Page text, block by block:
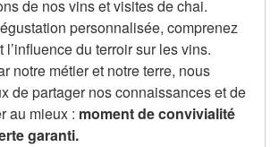
de nos vins et visites de chai.
personnalisée, comprenez
l’influence du terroir sur les vins.
notre métier et notre terre, nous
de partager nos connaissances et de
au mieux : moment de convivialité
garanti.